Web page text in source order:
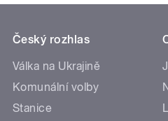
Český rozhlas
Válka na Ukrajině
Komunální volby
Stanice